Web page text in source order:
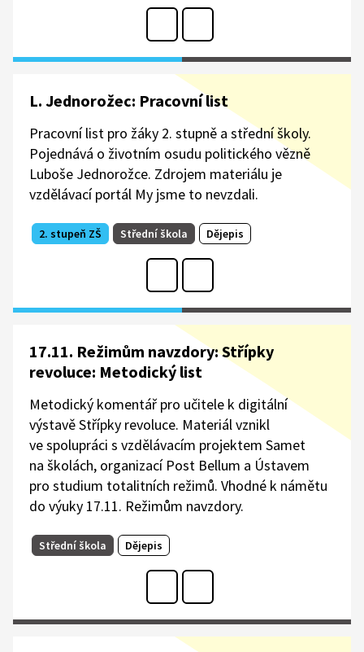
L. Jednorožec: Pracovní list
Pracovní list pro žáky 2. stupně a střední školy.
Pojednává o životním osudu politického vězně
Luboše Jednorožce. Zdrojem materiálu je
vzdělávací portál My jsme to nevzdali.
2. stupeň ZŠ Střední škola Dějepis
17.11. Režimům navzdory: Střípky
revoluce: Metodický list
Metodický komentář pro učitele k digitální
výstavě Střípky revoluce. Materiál vznikl
ve spolupráci s vzdělávacím projektem Samet
na školách, organizací Post Bellum a Ústavem
pro studium totalitních režimů. Vhodné k námětu
do výuky 17.11. Režimům navzdory.
Střední škola Dějepis